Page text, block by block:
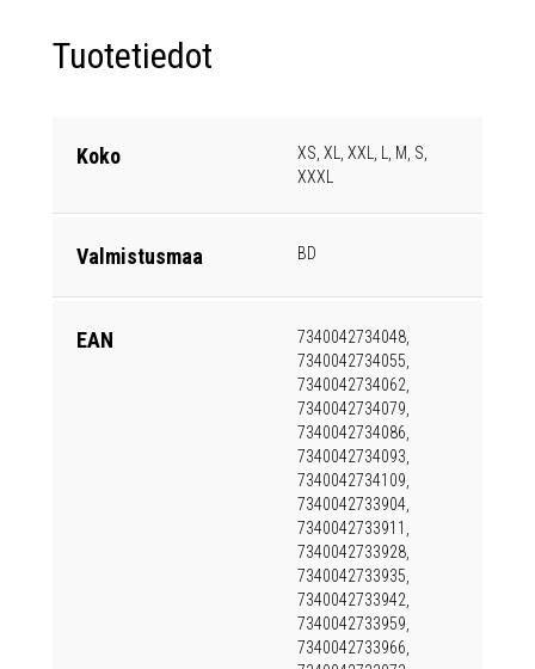
Tuotetiedot
Koko
XS, XL, XXL, L, M, S,
XXXL
Valmistusmaa BD
EAN
7340042734048,
7340042734055,
7340042734062,
7340042734079,
7340042734086,
7340042734093,
7340042734109,
7340042733904,
7340042733911,
7340042733928,
7340042733935,
7340042733942,
7340042733959,
7340042733966,